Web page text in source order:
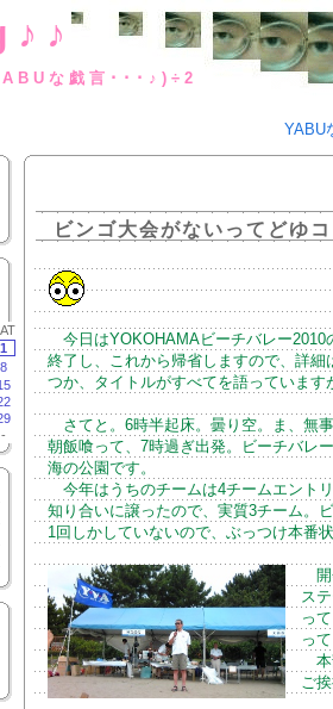
記帳♪＋YABUな
YABU
1
8
-
ビンゴ大会がないってどゆコ
今日はYOKOHAMAビーチバレー2010
終了し、これから帰省しますので、詳細
つか、タイトルがすべてを語っています
さてと。6時半起床。曇り空。ま、無事
朝飯喰って、7時過ぎ出発。ビーチバレ
海の公園です。
今年はうちのチームは4チームエント
知り合いに譲ったので、実質3チーム。
1回しかしていないので、ぶっつけ本番
開会
ステ
って
って
本部
ご挨